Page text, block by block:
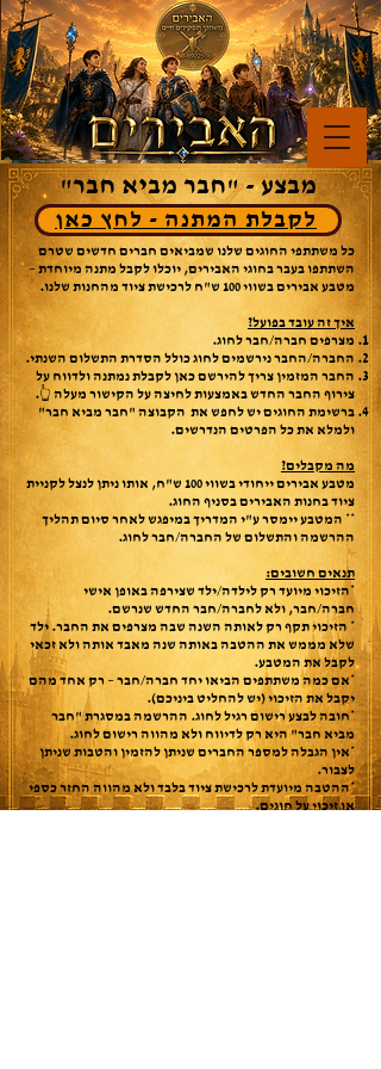
מבצע - "חבר מביא חבר"
לקבלת המתנה - לחץ כאן
כל משתתפי החוגים שלנו שמביאים חברים חדשים שטרם
השתתפו בעבר בחוגי האבירים, יוכלו לקבל מתנה מיוחדת –
מטבע אבירים בשווי 100 ש"ח לרכישת ציוד מהחנות שלנו.
איך זה עובד בפועל?
מצרפים חברה/חבר לחוג.
החברה/החבר נירשמים לחוג כולל הסדרת התשלום השנתי.
החבר המזמין צריך להירשם כאן לקבלת נמתנה ולדווח על
צירוף החבר החדש באמצעות לחיצה על הקישור מעלה 👆.
ברשימת החוגים יש לחפש את הקבוצה "חבר מביא חבר"
ולמלא את כל הפרטים הנדרשים.
מה מקבלים?
מטבע אבירים ייחודי בשווי 100 ש"ח, אותו ניתן לנצל לקניית
ציוד בחנות האבירים בסניף החוג.
** המטבע יימסר ע"י המדריך במיפגש לאחר סיום תהליך
ההרשמה והתשלום של החברה/חבר לחוג.
תנאים חשובים:
*הזיכוי מיועד רק לילדה/ילד שצירפה באופן אישי
חברה/חבר, ולא לחברה/חבר החדש שנרשם.
* הזיכוי תקף רק לאותה השנה שבה מצרפים את החבר. ילד
שלא מממש את ההטבה באותה שנה מאבד אותה ולא זכאי
לקבל את המטבע.
*אם כמה משתתפים הביאו יחד חברה/חבר – רק אחד מהם
יקבל את הזיכוי (יש להחליט ביניכם).
*חובה לבצע רישום רגיל לחוג. ההרשמה במסגרת "חבר
מביא חבר" היא רק לדיווח ולא מהווה רישום לחוג.
*אין הגבלה למספר החברים שניתן להזמין והטבות שניתן
לצבור.
*ההטבה מיועדת לרכישת ציוד בלבד ולא מהווה החזר כספי
או זיכוי על חוגים.